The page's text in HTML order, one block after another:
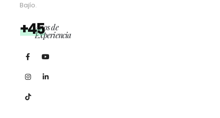
Bajío.
+45Años de
Experiencia